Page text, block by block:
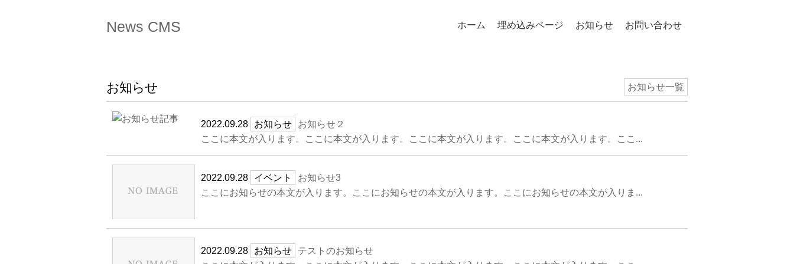
News CMS ホーム 埋め込みページ お知らせ お問い合わせ
お知らせ お知らせ一覧
2022.09.28 お知らせ
お知らせ２
ここに本文が入ります。ここに本文が入ります。ここに本文が入ります。ここに本文が入ります。ここ...
2022.09.28 イベント
お知らせ3
ここにお知らせの本文が入ります。ここにお知らせの本文が入ります。ここにお知らせの本文が入りま...
2022.09.28 お知らせ
テストのお知らせ